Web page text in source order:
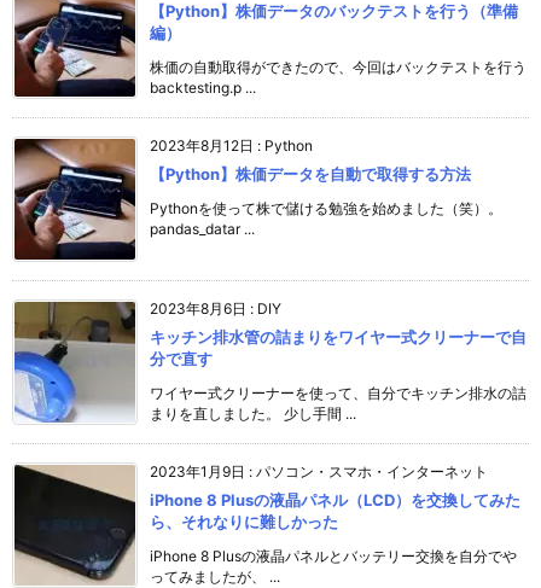
【Python】株価データのバックテストを行う（準備
編）
株価の自動取得ができたので、今回はバックテストを行う
backtesting.p ...
2023年8月12日 : Python
【Python】株価データを自動で取得する方法
Pythonを使って株で儲ける勉強を始めました（笑）。
pandas_datar ...
2023年8月6日 : DIY
キッチン排水管の詰まりをワイヤー式クリーナーで自
分で直す
ワイヤー式クリーナーを使って、自分でキッチン排水の詰
まりを直しました。 少し手間 ...
2023年1月9日 : パソコン・スマホ・インターネット
iPhone 8 Plusの液晶パネル（LCD）を交換してみた
ら、それなりに難しかった
iPhone 8 Plusの液晶パネルとバッテリー交換を自分でや
ってみましたが、 ...